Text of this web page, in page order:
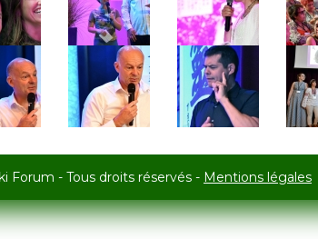
Forum - Tous droits réservés - Mentions légales